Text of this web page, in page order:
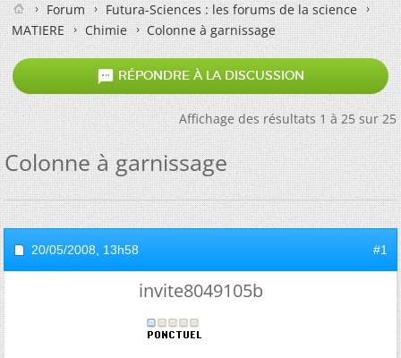
Forum
Futura-Sciences : les forums de la science
MATIERE
Chimie Colonne à garnissage
 RÉPONDRE À LA DISCUSSION
Affichage des résultats 1 à 25 sur 25
Colonne à garnissage
20/05/2008, 13h58 #1
invite8049105b